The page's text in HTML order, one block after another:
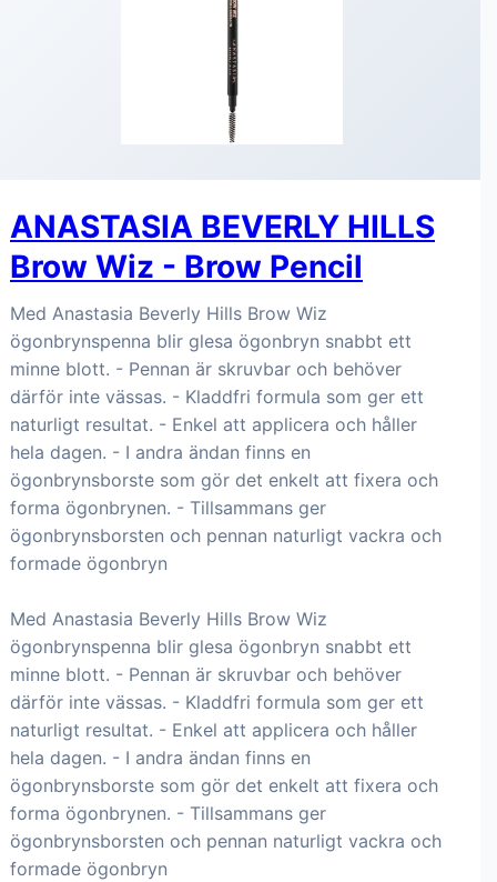
ANASTASIA BEVERLY HILLS
Brow Wiz - Brow Pencil
Med Anastasia Beverly Hills Brow Wiz
ögonbrynspenna blir glesa ögonbryn snabbt ett
minne blott. - Pennan är skruvbar och behöver
därför inte vässas. - Kladdfri formula som ger ett
naturligt resultat. - Enkel att applicera och håller
hela dagen. - I andra ändan finns en
ögonbrynsborste som gör det enkelt att fixera och
forma ögonbrynen. - Tillsammans ger
ögonbrynsborsten och pennan naturligt vackra och
formade ögonbryn
Med Anastasia Beverly Hills Brow Wiz
ögonbrynspenna blir glesa ögonbryn snabbt ett
minne blott. - Pennan är skruvbar och behöver
därför inte vässas. - Kladdfri formula som ger ett
naturligt resultat. - Enkel att applicera och håller
hela dagen. - I andra ändan finns en
ögonbrynsborste som gör det enkelt att fixera och
forma ögonbrynen. - Tillsammans ger
ögonbrynsborsten och pennan naturligt vackra och
formade ögonbryn